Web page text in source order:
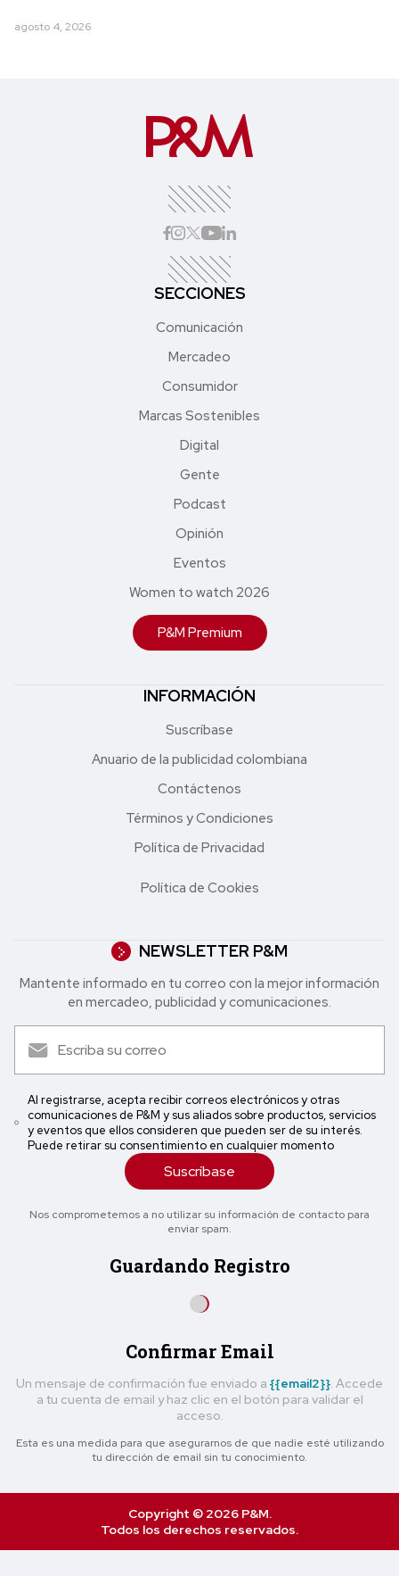
agosto 4, 2026
SECCIONES
Comunicación
Mercadeo
Consumidor
Marcas Sostenibles
Digital
Gente
Podcast
Opinión
Eventos
Women to watch 2026
P&M Premium
INFORMACIÓN
Suscríbase
Anuario de la publicidad colombiana
Contáctenos
Términos y Condiciones
Política de Privacidad
Política de Cookies
NEWSLETTER P&M
Mantente informado en tu correo con la mejor in formación
en mercadeo, publicidad y comunicaciones.
Al registrarse, acepta recibir correos electrónicos y otras
comunicaciones de P&M y sus aliados sobre productos, servicios
y eventos que ellos consideren que pueden ser de su interés.
Puede retirar su consentimiento en cualquier momento
Suscríbase
Nos comprometemos a no utilizar su información de contacto para
enviar spam.
Guardando Registro
Confirmar Email
Un mensaje de confirmación fue enviado a {{email2}} . Accede
a tu cuenta de email y haz clic en el botón para validar el
acceso.
Esta es una medida para que asegurarnos de que nadie esté utilizando
tu dirección de email sin tu conocimiento.
Copyright © 2026 P&M.
Todos los derechos reservados.